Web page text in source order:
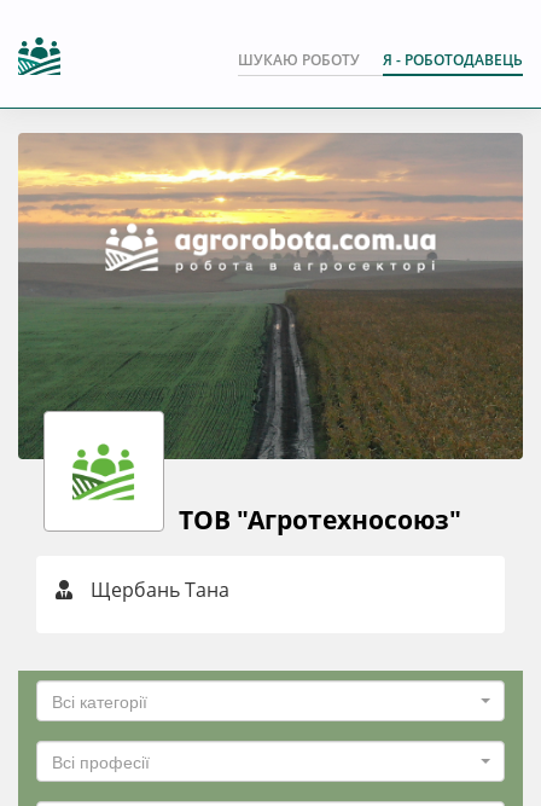
ШУКАЮ РОБОТУ Я - РОБОТОДАВЕЦЬ
ТОВ "Агротехносоюз"
Щербань Тана
Всі категорії
Всі професії